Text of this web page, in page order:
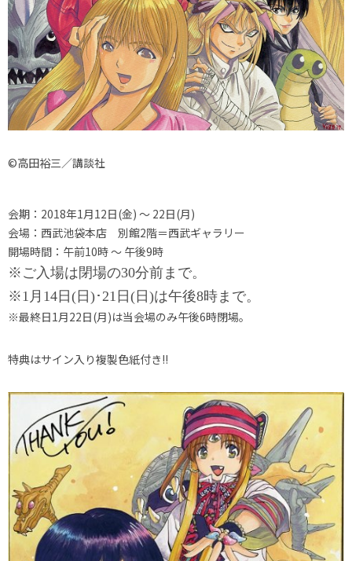
©高田裕三／講談社
会期：2018年1月12日(金) ～ 22日(月)
会場：西武池袋本店 別館2階＝西武ギャラリー
開場時間：午前10時 ～ 午後9時
※ご入場は閉場の30分前まで。
※1月14日(日)･21日(日)は午後8時まで。
※最終日1月22日(月)は当会場のみ午後6時閉場。
特典はサイン入り複製色紙付き!!